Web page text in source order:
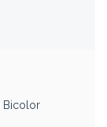
Bicolor